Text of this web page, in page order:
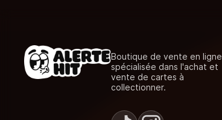
Boutique de vente en ligne
spécialisée dans l'achat et
vente de cartes à
collectionner.